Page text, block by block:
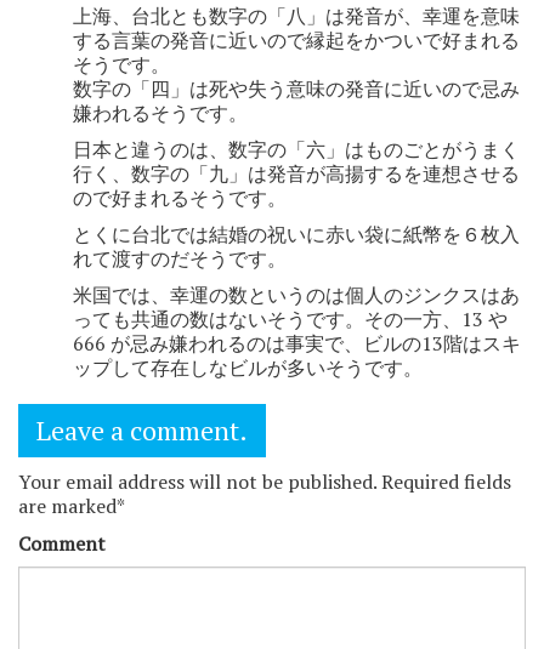
上海、台北とも数字の「八」は発音が、幸運を意味
する言葉の発音に近いので縁起をかついで好まれる
そうです。
数字の「四」は死や失う意味の発音に近いので忌み
嫌われるそうです。
日本と違うのは、数字の「六」はものごとがうまく
行く、数字の「九」は発音が高揚するを連想させる
ので好まれるそうです。
とくに台北では結婚の祝いに赤い袋に紙幣を６枚入
れて渡すのだそうです。
米国では、幸運の数というのは個人のジンクスはあ
っても共通の数はないそうです。その一方、13 や
666 が忌み嫌われるのは事実で、ビルの13階はスキ
ップして存在しなビルが多いそうです。
Leave a comment.
Your email address will not be published. Required fields
are marked*
Comment